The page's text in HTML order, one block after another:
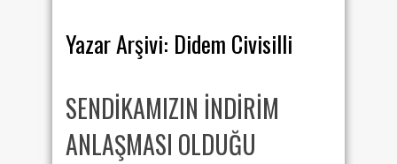
Yazar Arşivi: Didem Civisilli
SENDİKAMIZIN İNDİRİM
ANLAŞMASI OLDUĞU